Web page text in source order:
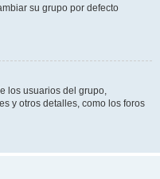
su grupo por defecto
los usuarios del grupo,
y otros detalles, como los foros